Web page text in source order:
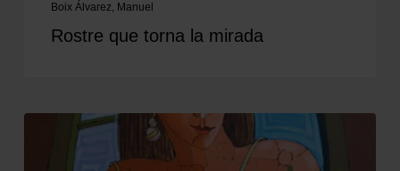
Boix Álvarez, Manuel
Rostre que torna la mirada